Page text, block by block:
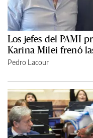
Los jefes del PAMI
Karina Milei frenó
Pedro Lacour